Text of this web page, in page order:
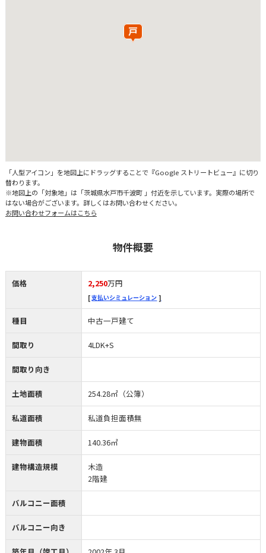
「人型アイコン」を地図上にドラッグすることで『Google ストリートビュー』に切り
替わります。
※地図上の「対象地」は「茨城県水戸市千波町 」付近を示しています。実際の場所で
はない場合がございます。詳しくはお問い合わせください。
お問い合わせフォームはこちら
物件概要
価格 2,250万円
支払いシミュレーション
種目 中古一戸建て
間取り 4LDK+S
間取り向き
土地面積 254.28㎡（公簿）
私道面積 私道負担面積無
建物面積 140.36㎡
建物構造規模
木造
2階建
バルコニー面積
バルコニー向き